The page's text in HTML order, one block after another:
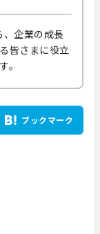
企業の成長
皆さまに役立
。
ブックマーク